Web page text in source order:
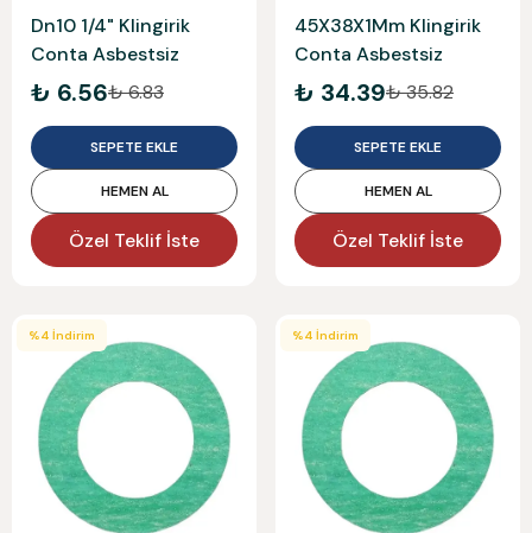
Dn10 1/4" Klingirik
Conta Asbestsiz
₺ 6.56₺ 6.83
SEPETE EKLE
HEMEN AL
Özel Teklif İste
45X38X1Mm Klingirik
Conta Asbestsiz
₺ 34.39₺ 35.82
SEPETE EKLE
HEMEN AL
Özel Teklif İste
%4 İndirim %4 İndirim